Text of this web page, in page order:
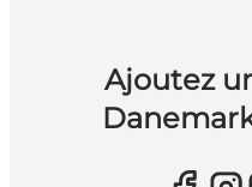
Ajoutez